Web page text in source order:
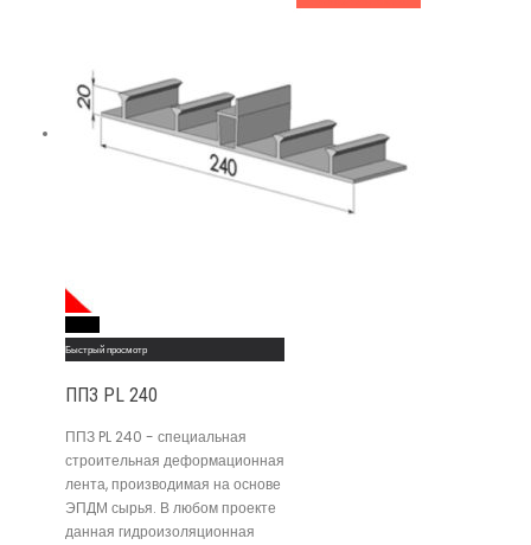
Быстрый просмотр
ППЗ PL 240
ППЗ PL 240 - специальная
строительная деформационная
лента, производимая на основе
ЭПДМ сырья. В любом проекте
данная гидроизоляционная